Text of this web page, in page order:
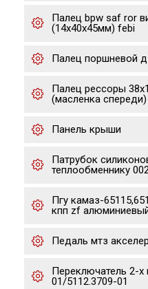
Палец bpw saf ror
(14х40х45мм) febi
Палец поршневой
Палец рессоры
(масленка спереди)
Панель крыши
Патрубок
теплообменнику
Пгу камаз-
кпп zf
Педаль мтз
Переключатель 2-х
01/5112.3709-01